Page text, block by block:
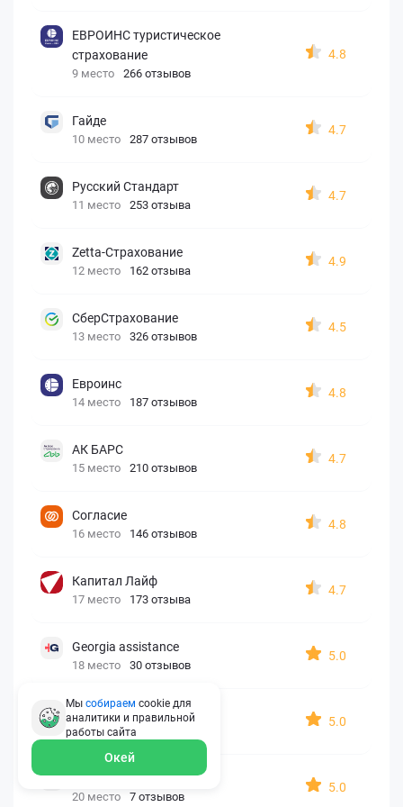
ЕВРОИНС туристическое
страхование
9 место 266 отзывов
4.8
Гайде
10 место 287 отзывов
4.7
Русский Стандарт
11 место 253 отзыва
4.7
Zetta-Страхование
12 место 162 отзыва
4.9
СберСтрахование
13 место 326 отзывов
4.5
Евроинс
14 место 187 отзывов
4.8
АК БАРС
15 место 210 отзывов
4.7
Согласие
16 место 146 отзывов
4.8
Капитал Лайф
17 место 173 отзыва
4.7
Georgia assistance
18 место 30 отзывов
5.0
Д2 Страхование
19 место 10 отзывов
5.0
АйАйСи
20 место 7 отзывов
5.0
Мы собираем cookie для
аналитики и правильной
работы сайта
Окей